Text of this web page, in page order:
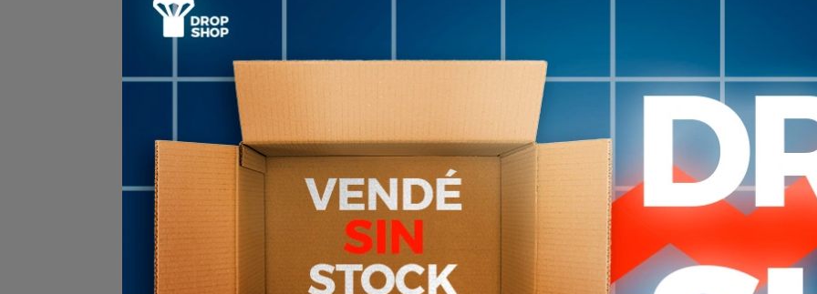
Remera Adidas Leisure Karate
WKF Algodon Logo Karate y
Adidas Casual Deportiva Unisex
Manga Corta
$U 2.490
Codera Venum Kontact
2.690